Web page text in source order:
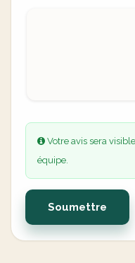
Votre avis sera
équipe.
Soumettre